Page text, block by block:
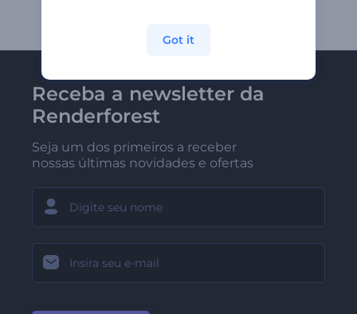
Receba a newsletter da
Renderforest
Seja um dos primeiros a receber
nossas últimas novidades e ofertas
Got it